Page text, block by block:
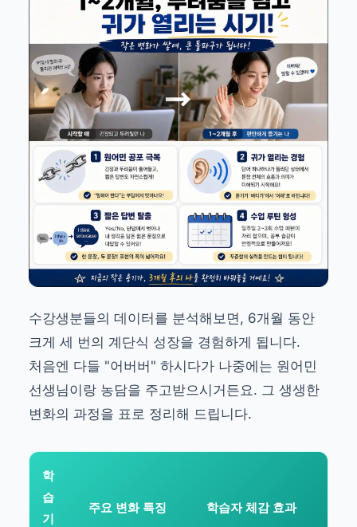
수강생분들의 데이터를 분석해보면, 6개월 동안
크게 세 번의 계단식 성장을 경험하게 됩니다.
처음엔 다들 "어버버" 하시다가 나중에는 원어민
선생님이랑 농담을 주고받으시거든요. 그 생생한
변화의 과정을 표로 정리해 드립니다.
학
습
기
주요 변화 특징 학습자 체감 효과